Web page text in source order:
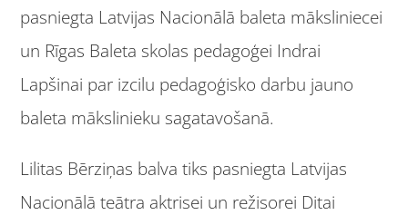
pasniegta Latvijas Nacionālā baleta māksliniecei
un Rīgas Baleta skolas pedagoģei Indrai
Lapšinai par izcilu pedagoģisko darbu jauno
baleta mākslinieku sagatavošanā.
Lilitas Bērziņas balva tiks pasniegta Latvijas
Nacionālā teātra aktrisei un režisorei Ditai